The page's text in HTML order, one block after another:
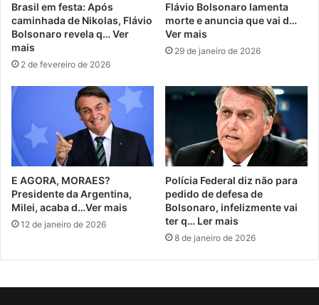
Brasil em festa: Após
caminhada de Nikolas, Flávio
Bolsonaro revela q… Ver
mais
2 de fevereiro de 2026
Flávio Bolsonaro lamenta
morte e anuncia que vai d…
Ver mais
29 de janeiro de 2026
E AGORA, MORAES?
Presidente da Argentina,
Milei, acaba d…Ver mais
12 de janeiro de 2026
Polícia Federal diz não para
pedido de defesa de
Bolsonaro, infelizmente vai
ter q… Ler mais
8 de janeiro de 2026